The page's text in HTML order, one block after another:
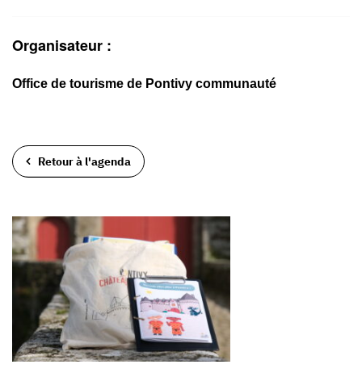
Organisateur :
Office de tourisme de Pontivy communauté
Retour à l'agenda